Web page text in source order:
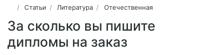
Статьи Литература Отечественная
За сколько вы пишите
дипломы на заказ